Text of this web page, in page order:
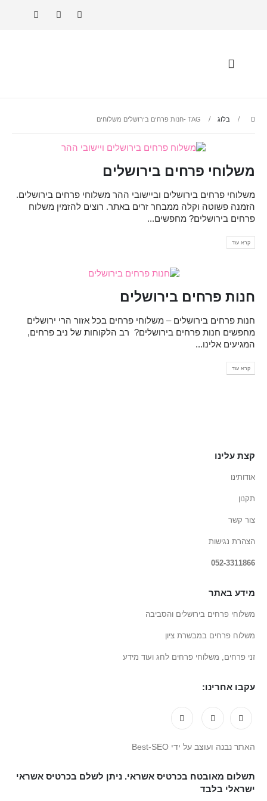
בלוג TAG - חנות פרחים בירושלים משלוחים
משלוחי פרחים בירושלים
משלוחי פרחים בירושלים וביישובי ההר משלוחי פרחים בירושלים.
הזמנה פשוטה וקלה ממבחר זרים באתר. רוצים להזמין משלוח
פרחים בירושלים? מחפשים...
קרא עוד
חנות פרחים בירושלים
חנות פרחים בירושלים – משלוחי פרחים בכל אזור הרי ירושלים
מחפשים חנות פרחים בירושלים? רב הלקוחות של ניב פרחים,
המגיעים אלינו...
קרא עוד
קצת עלינו
אודותינו
תקנון
צור קשר
הצהרת נגישות
052-3311866
מידע באתר
משלוחי פרחים בירושלים והסביבה
משלוח פרחים במבשרת ציון
זני פרחים, משלוחי פרחים לחג ועוד מידע
עקבו אחרינו:
האתר נבנה ועוצב על ידי Best-SEO
תשלום מאובטח בכרטיס אשראי. ניתן לשלם בכרטיס אשראי
ישראלי בלבד